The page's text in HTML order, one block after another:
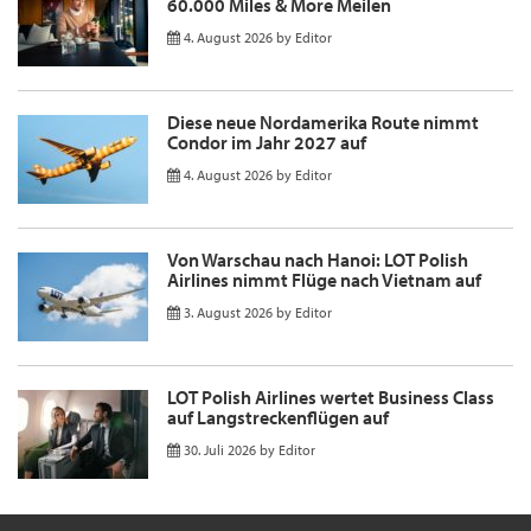
4. August 2026 by Editor
Diese neue Nordamerika Route nimmt
Condor im Jahr 2027 auf
4. August 2026 by Editor
Von Warschau nach Hanoi: LOT Polish
Airlines nimmt Flüge nach Vietnam auf
3. August 2026 by Editor
LOT Polish Airlines wertet Business Class
auf Langstreckenflügen auf
30. Juli 2026 by Editor